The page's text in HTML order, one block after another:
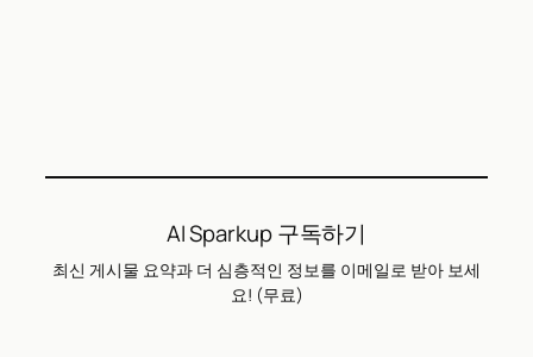
AI Sparkup 구독하기
최신 게시물 요약과 더 심층적인 정보를 이메일로 받아 보세
요! (무료)